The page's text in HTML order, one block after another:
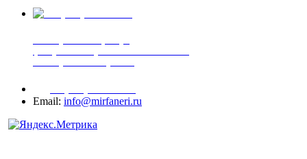
Email: info@mirfaneri.ru